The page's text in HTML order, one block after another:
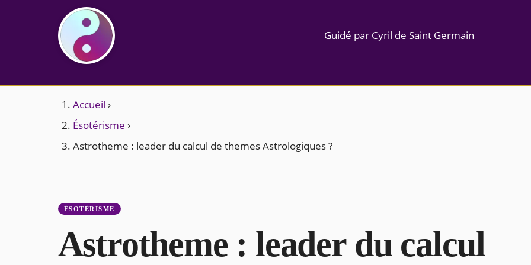
Guidé par Cyril de Saint Germain
Accueil ›
Ésotérisme ›
Astrotheme : leader du calcul de themes Astrologiques ?
ÉSOTÉRISME
Astrotheme : leader du calcul